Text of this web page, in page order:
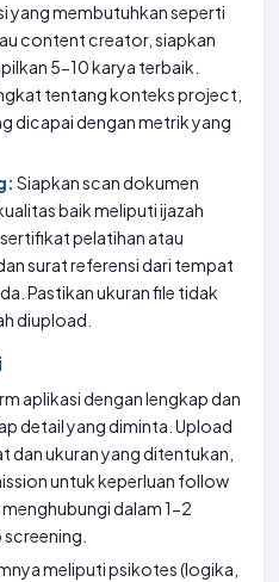
yang membutuhkan seperti
content creator, siapkan
5-10 karya terbaik.
tentang konteks project,
dicapai dengan metrik yang
Siapkan scan dokumen
baik meliputi ijazah
pelatihan atau
surat referensi dari tempat
Pastikan ukuran file tidak
diupload.
aplikasi dengan lengkap dan
detail yang diminta. Upload
dan ukuran yang ditentukan,
untuk keperluan follow
menghubungi dalam 1-2
meliputi psikotes (logika,